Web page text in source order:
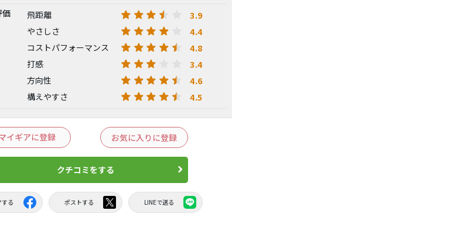
価
飛距離 3.9
やさしさ 4.4
コストパフォーマンス 4.8
打感 3.4
方向性 4.6
構えやすさ 4.5
イギアに登録 お気に入りに登録
クチコミをする
する ポストする LINEで送る